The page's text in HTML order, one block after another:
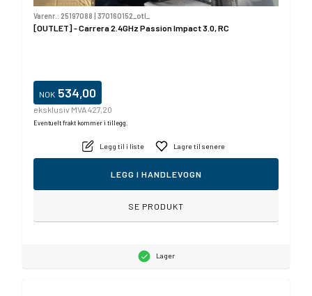
Varenr.: 25197088 370160152_otl_
[OUTLET] - Carrera 2.4GHz Passion Impact 3.0, RC
NOK 534,00
eksklusiv MVA 427,20
Eventuelt frakt kommer i tillegg.
Legg til i liste Lagre til senere
LEGG I HANDLEVOGN
SE PRODUKT
Lager